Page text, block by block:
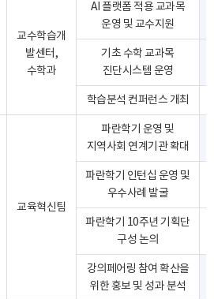
교수학습개
발센터,
수학과
AI 플랫폼 적용 교과목
운영 및 교수지원
기초 수학 교과목
진단시스템 운영
학습분석 컨퍼런스 개최
교육혁신팀
파란학기 운영 및
지역사회 연계기관 확대
파란학기 인턴십 운영 및
우수사례 발굴
파란학기 10주년 기획단
구성 논의
강의페어링 참여 확산을
위한 홍보 및 성과 분석